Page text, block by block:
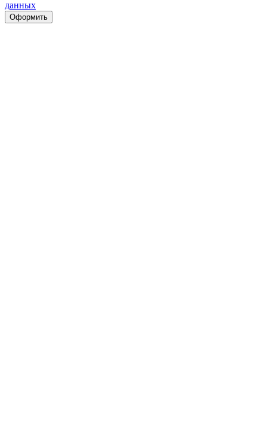
данных
Оформить